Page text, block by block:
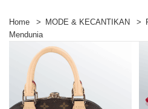
e
n
Home > MODE & KECANTIKAN >
Mendunia